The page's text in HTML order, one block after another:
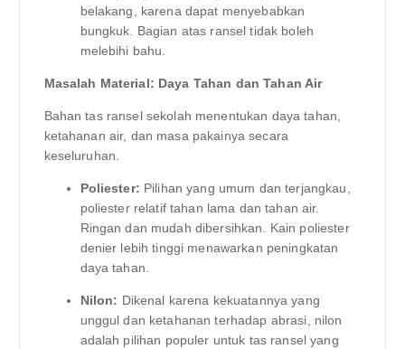
belakang, karena dapat menyebabkan
bungkuk. Bagian atas ransel tidak boleh
melebihi bahu.
Masalah Material: Daya Tahan dan Tahan Air
Bahan tas ransel sekolah menentukan daya tahan,
ketahanan air, dan masa pakainya secara
keseluruhan.
Poliester: Pilihan yang umum dan terjangkau,
poliester relatif tahan lama dan tahan air.
Ringan dan mudah dibersihkan. Kain poliester
denier lebih tinggi menawarkan peningkatan
daya tahan.
Nilon: Dikenal karena kekuatannya yang
unggul dan ketahanan terhadap abrasi, nilon
adalah pilihan populer untuk tas ransel yang